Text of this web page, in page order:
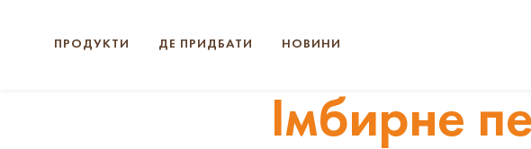
ПРОДУКТИ ДЕ ПРИДБАТИ НОВИНИ
Імбирне